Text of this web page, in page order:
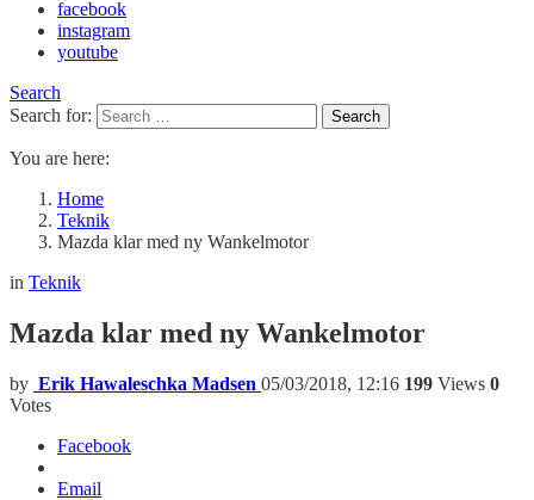
facebook
instagram
youtube
Search
Search for:
Search
You are here:
Home
Teknik
Mazda klar med ny Wankelmotor
in Teknik
Mazda klar med ny Wankelmotor
by Erik Hawaleschka Madsen 05/03/2018, 12:16 199 Views 0
Votes
Facebook
Email